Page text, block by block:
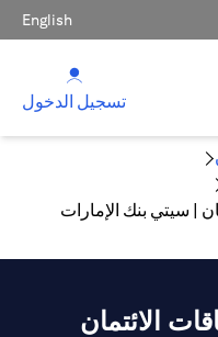
English
تسجيل الدخول
| سيتي بنك الإمارات
الائتمان